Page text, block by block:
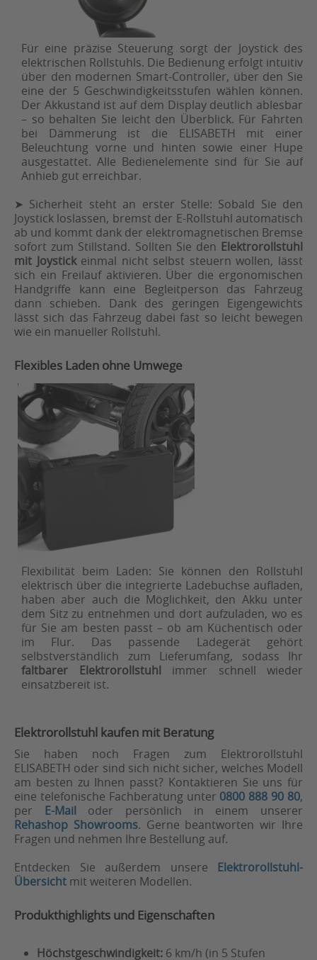
Für eine präzise Steuerung sorgt der Joystick des
elektrischen Rollstuhls. Die Bedienung erfolgt intuitiv
über den modernen Smart-Controller, über den Sie
eine der 5 Geschwindigkeitsstufen wählen können.
Der Akkustand ist auf dem Display deutlich ablesbar
– so behalten Sie leicht den Überblick. Für Fahrten
bei Dämmerung ist die ELISABETH mit einer
Beleuchtung vorne und hinten sowie einer Hupe
ausgestattet. Alle Bedienelemente sind für Sie auf
Anhieb gut erreichbar.
➤ Sicherheit steht an erster Stelle: Sobald Sie den
Joystick loslassen, bremst der E-Rollstuhl automatisch
ab und kommt dank der elektromagnetischen Bremse
sofort zum Stillstand. Sollten Sie den Elektrorollstuhl
mit Joystickeinmal nicht selbst steuern wollen, lässt
sich ein Freilauf aktivieren. Über die ergonomischen
Handgriffe kann eine Begleitperson das Fahrzeug
dann schieben. Dank des geringen Eigengewichts
lässt sich das Fahrzeug dabei fast so leicht bewegen
wie ein manueller Rollstuhl.
Flexibles Laden ohne Umwege
Flexibilität beim Laden: Sie können den Rollstuhl
elektrisch über die integrierte Ladebuchse aufladen,
haben aber auch die Möglichkeit, den Akku unter
dem Sitz zu entnehmen und dort aufzuladen, wo es
für Sie am besten passt – ob am Küchentisch oder
im Flur. Das passende Ladegerät gehört
selbstverständlich zum Lieferumfang, sodass Ihr
faltbarer Elektrorollstuhl immer schnell wieder
einsatzbereit ist.
Elektrorollstuhl kaufen mit Beratung
Sie haben noch Fragen zum Elektrorollstuhl
ELISABETH oder sind sich nicht sicher, welches Modell
am besten zu Ihnen passt? Kontaktieren Sie uns für
eine telefonische Fachberatung unter 0800 888 90 80,
per E-Mailoder persönlich in einem unserer
Rehashop Showrooms. Gerne beantworten wir Ihre
Fragen und nehmen Ihre Bestellung auf.
Entdecken Sie außerdem unsere Elektrorollstuhl-
Übersicht mit weiteren Modellen.
Produkthighlights und Eigenschaften
Höchstgeschwindigkeit: 6 km/h (in 5 Stufen